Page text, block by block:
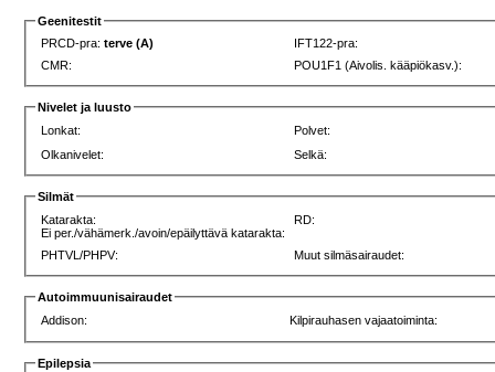
Geenitestit
PRCD-pra:terve (A)
IFT122-pra:
CMR:
POU1F1 (Aivolis. kääpiökasv.):
Nivelet ja luusto
Lonkat:
Polvet:
Olkanivelet:
Selkä:
Silmät
Katarakta:
Ei per./vähämerk./avoin/epäilyttävä katarakta:
RD:
PHTVL/PHPV: Muut silmäsairaudet:
Autoimmuunisairaudet
Addison:
Kilpirauhasen vajaatoiminta:
Epilepsia